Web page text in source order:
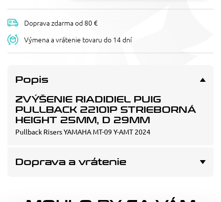
Doprava zdarma od 80 €
Výmena a vrátenie tovaru do 14 dní
Popis
ZVÝŠENIE RIADIDIEL PUIG
PULLBACK 22101P STRIEBORNÁ
HEIGHT 25MM, D 29MM
Pullback Risers YAMAHA MT-09 Y-AMT 2024
Doprava a vrátenie